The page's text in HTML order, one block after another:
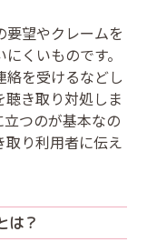
望やクレームを
くいものです。
絡を受けるなどし
き取り対処しま
つのが基本なの
り利用者に伝え
は？